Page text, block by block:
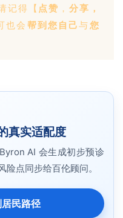
记得【 点赞 ， 分享 ，
也会帮到您自己与您
真实适配度
AI 会生成初步预诊
点同步给百伦顾问。
民路径